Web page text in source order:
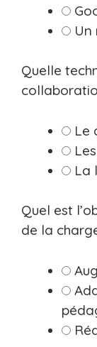
Un
Quelle
Le
La
Quel est
de la